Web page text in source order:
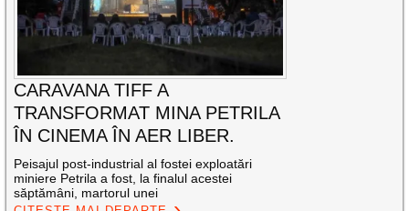
CARAVANA TIFF A
TRANSFORMAT MINA PETRILA
ÎN CINEMA ÎN AER LIBER.
Peisajul post-industrial al fostei exploatări
miniere Petrila a fost, la finalul acestei
săptămâni, martorul unei